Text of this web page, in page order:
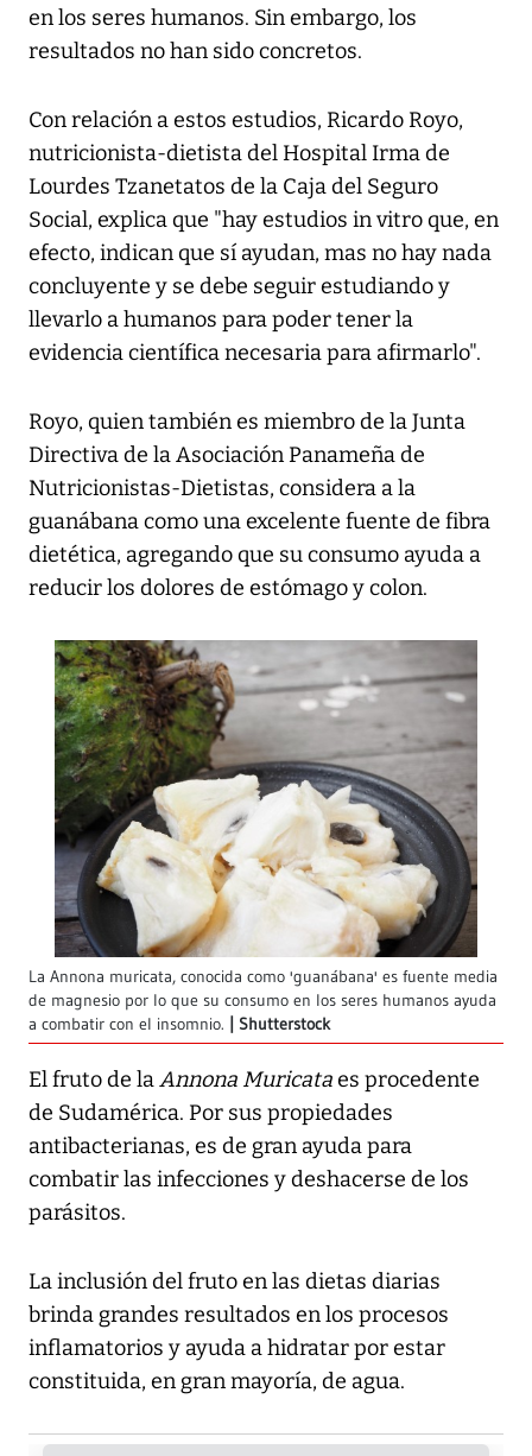
en los seres humanos. Sin embargo, los
resultados no han sido concretos.
Con relación a estos estudios, Ricardo Royo,
nutricionista-dietista del Hospital Irma de
Lourdes Tzanetatos de la Caja del Seguro
Social, explica que "hay estudios in vitro que, en
efecto, indican que sí ayudan, mas no hay nada
concluyente y se debe seguir estudiando y
llevarlo a humanos para poder tener la
evidencia científica necesaria para afirmarlo".
Royo, quien también es miembro de la Junta
Directiva de la Asociación Panameña de
Nutricionistas-Dietistas, considera a la
guanábana como una excelente fuente de fibra
dietética, agregando que su consumo ayuda a
reducir los dolores de estómago y colon.
La Annona muricata, conocida como 'guanábana' es fuente media
de magnesio por lo que su consumo en los seres humanos ayuda
a combatir con el insomnio.
Shutterstock
El fruto de laAnnona Muricataes procedente
de Sudamérica. Por sus propiedades
antibacterianas, es de gran ayuda para
combatir las infecciones y deshacerse de los
parásitos.
La inclusión del fruto en las dietas diarias
brinda grandes resultados en los procesos
inflamatorios y ayuda a hidratar por estar
constituida, en gran mayoría, de agua.